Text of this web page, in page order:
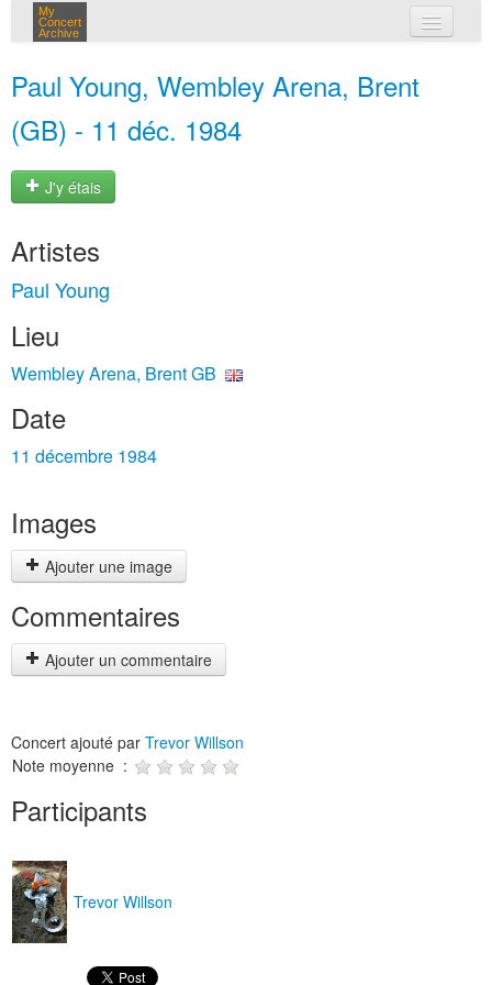
My
Concert
Archive
Paul Young, Wembley Arena, Brent
(GB) - 11 déc. 1984
J'y étais
Artistes
Paul Young
Lieu
Wembley Arena, Brent GB
Date
11 décembre 1984
Images
Ajouter une image
Commentaires
Ajouter un commentaire
Concert ajouté par Trevor Willson
Note moyenne :
Participants
Trevor Willson